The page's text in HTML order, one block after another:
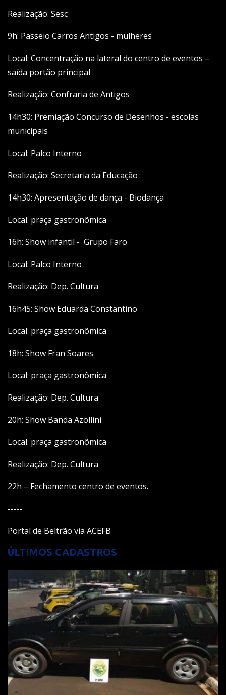
Realização: Sesc
9h: Passeio Carros Antigos - mulheres
Local: Concentração na lateral do centro de eventos –
saída portão principal
Realização: Confraria de Antigos
14h30: Premiação Concurso de Desenhos - escolas
municipais
Local: Palco Interno
Realização: Secretaria da Educação
14h30: Apresentação de dança - Biodança
Local: praça gastronômica
16h: Show infantil - Grupo Faro
Local: Palco Interno
Realização: Dep. Cultura
16h45: Show Eduarda Constantino
Local: praça gastronômica
18h: Show Fran Soares
Local: praça gastronômica
Realização: Dep. Cultura
20h: Show Banda Azollini
Local: praça gastronômica
Realização: Dep. Cultura
22h – Fechamento centro de eventos.
-----
Portal de Beltrão via ACEFB
ÚLTIMOS CADASTROS